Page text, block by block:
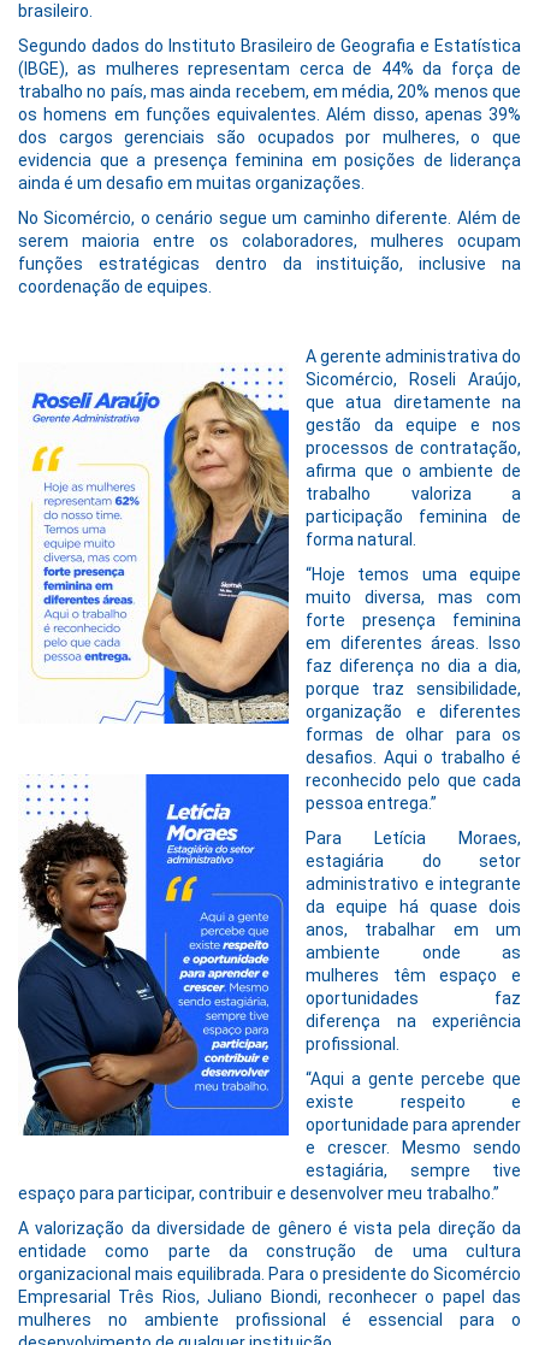
brasileiro.
Segundo dados do Instituto Brasileiro de Geografia e Estatística
(IBGE), as mulheres representam cerca de 44% da força de
trabalho no país, mas ainda recebem, em média, 20% menos que
os homens em funções equivalentes. Além disso, apenas 39%
dos cargos gerenciais são ocupados por mulheres, o que
evidencia que a presença feminina em posições de liderança
ainda é um desafio em muitas organizações.
No Sicomércio, o cenário segue um caminho diferente. Além de
serem maioria entre os colaboradores, mulheres ocupam
funções estratégicas dentro da instituição, inclusive na
coordenação de equipes.
A gerente administrativa do
Sicomércio, Roseli Araújo,
que atua diretamente na
gestão da equipe e nos
processos de contratação,
afirma que o ambiente de
trabalho valoriza a
participação feminina de
forma natural.
“Hoje temos uma equipe
muito diversa, mas com
forte presença feminina
em diferentes áreas. Isso
faz diferença no dia a dia,
porque traz sensibilidade,
organização e diferentes
formas de olhar para os
desafios. Aqui o trabalho é
reconhecido pelo que cada
pessoa entrega.”
Para Letícia Moraes,
estagiária do setor
administrativo e integrante
da equipe há quase dois
anos, trabalhar em um
ambiente onde as
mulheres têm espaço e
oportunidades faz
diferença na experiência
profissional.
“Aqui a gente percebe que
existe respeito e
oportunidade para aprender
e crescer. Mesmo sendo
estagiária, sempre tive
espaço para participar, contribuir e desenvolver meu trabalho.”
A valorização da diversidade de gênero é vista pela direção da
entidade como parte da construção de uma cultura
organizacional mais equilibrada. Para o presidente do Sicomércio
Empresarial Três Rios, Juliano Biondi, reconhecer o papel das
mulheres no ambiente profissional é essencial para o